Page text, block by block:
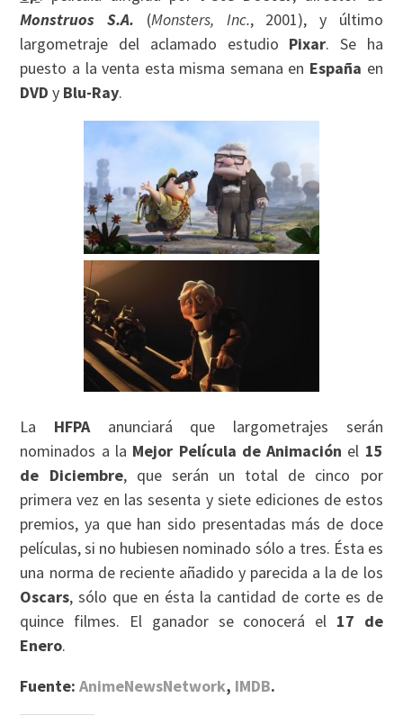
Monstruos S.A. (Monsters, Inc., 2001), y último
largometraje del aclamado estudio Pixar. Se ha
puesto a la venta esta misma semana en España en
DVD y Blu-Ray.
La HFPAanunciará que largometrajes serán
nominados a la Mejor Película de Animación el 15
de Diciembre, que serán un total de cinco por
primera vez en las sesenta y siete ediciones de estos
premios, ya que han sido presentadas más de doce
películas, si no hubiesen nominado sólo a tres. Ésta es
una norma de reciente añadido y parecida a la de los
Oscars, sólo que en ésta la cantidad de corte es de
quince filmes. El ganador se conocerá el 17 de
Enero.
Fuente:AnimeNewsNetwork, IMDB.